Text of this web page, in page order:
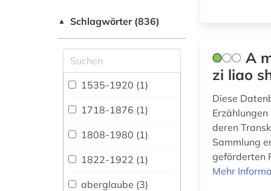
fachübergreifende
Allgemeine und
vergleichende Sprach-
und
Literaturwissenschaft.
Indogermanistik.
Außereuropäische
Sprachen und
Literaturen (82)
Anglistik.
Amerikanistik (48)
▲ Schlagwörter (836)
1535-1920 (1)
1718-1876 (1)
1808-1980 (1)
1822-1922 (1)
aberglaube (3)
A
zi liao
Diese
deren
Sammlung
geförderten
Mehr